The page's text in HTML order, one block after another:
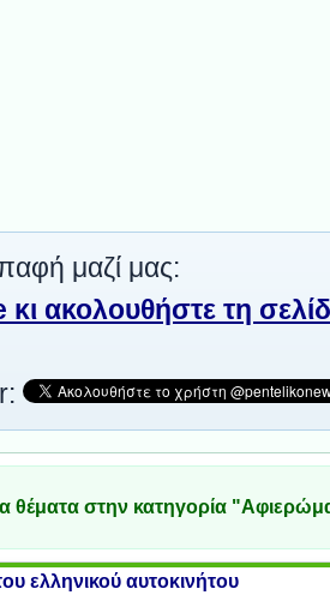
μαζί μας:
κι ακολουθήστε τη
θέματα στην κατηγορία
ελληνικού αυτοκινήτου